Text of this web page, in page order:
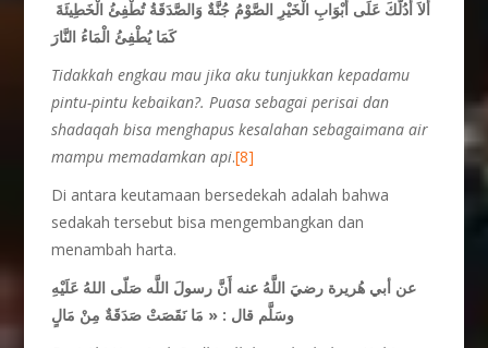
كَمَا يُطْفِئُ الْمَاءُ النَّارَ
Tidakkah engkau mau jika aku tunjukkan kepadamu
pintu-pintu kebaikan?. Puasa sebagai perisai dan
shadaqah bisa menghapus kesalahan sebagaimana air
mampu memadamkan api.[8]
Di antara keutamaan bersedekah adalah bahwa
sedakah tersebut bisa mengembangkan dan
menambah harta.
عن أبي هُريرة رضيَ اللَّهُ عنه أَنَّ رسولَ اللَّه صَلّى اللهُ عَلَيْهِ
وسَلَّم قال : « مَا نَقَصَتْ صَدَقَةٌ مِنْ مَالٍ